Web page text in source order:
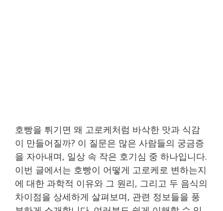
호빵을 튀기면 왜 고로케처럼 바삭한 맛과 식감
이 만들어질까? 이 질문은 많은 사람들의 궁금증
을 자아내며, 일상 속 작은 호기심 중 하나입니다.
이번 글에서는 호빵이 어떻게 고로케로 변하는지
에 대한 과학적 이유와 그 원리, 그리고 두 음식의
차이점을 상세하게 살펴보며, 관련 정보들을 풍